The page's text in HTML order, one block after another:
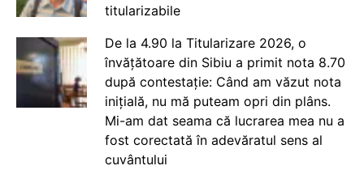
titularizabile
De la 4.90 la Titularizare 2026, o
învățătoare din Sibiu a primit nota 8.70
după contestație: Când am văzut nota
inițială, nu mă puteam opri din plâns.
Mi-am dat seama că lucrarea mea nu a
fost corectată în adevăratul sens al
cuvântului